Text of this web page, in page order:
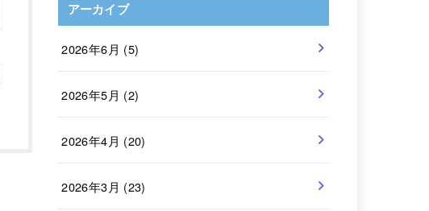
アーカイブ
2026年6月 (5)
2026年5月 (2)
2026年4月 (20)
2026年3月 (23)